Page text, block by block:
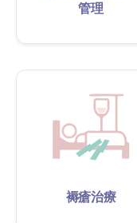
管理
褥瘡治療